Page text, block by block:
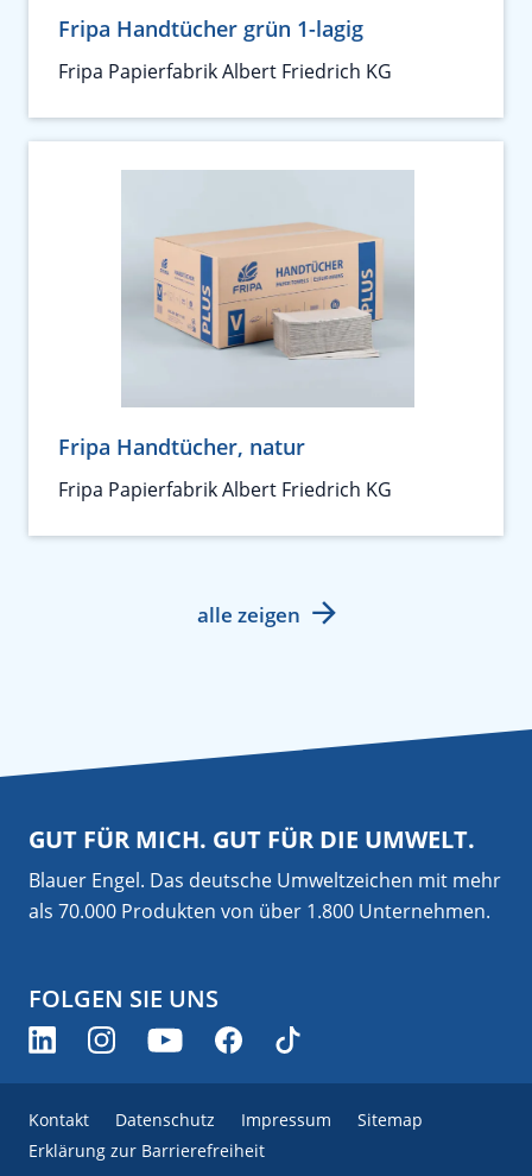
Fripa Handtücher grün 1-lagig
Fripa Papierfabrik Albert Friedrich KG
Fripa Handtücher, natur
Fripa Papierfabrik Albert Friedrich KG
alle zeigen
GUT FÜR MICH. GUT FÜR DIE UMWELT.
Blauer Engel. Das deutsche Umweltzeichen mit mehr
als 70.000 Produkten von über 1.800 Unternehmen.
FOLGEN SIE UNS
Kontakt Datenschutz Impressum
Sitemap
Erklärung zur Barrierefreiheit